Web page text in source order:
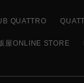
QUATTRO
屋ONLINE STORE